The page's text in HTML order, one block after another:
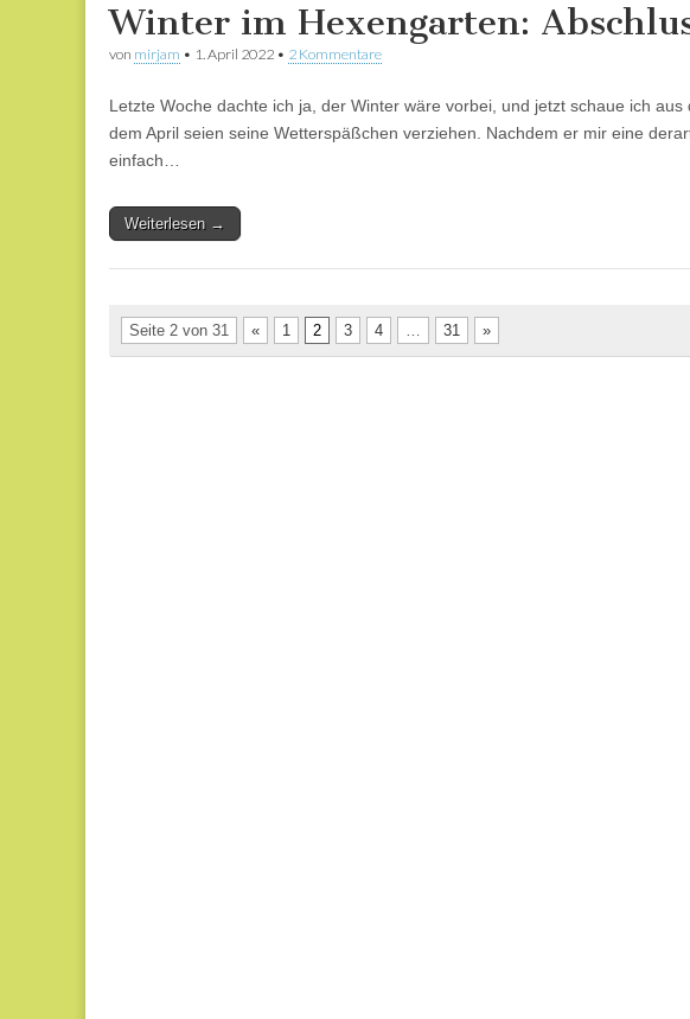
Winter im Hexengarten:
von mirjam • 1. April 2022 • 2 Kommentare
Letzte Woche dachte ich ja, der Winter wäre vorbei, und jetzt schaue ich
dem April seien seine Wetterspäßchen verziehen. Nachdem er mir eine
einfach…
Weiterlesen →
Seite 2 von 31 « 1 2 3 4 … 31 »